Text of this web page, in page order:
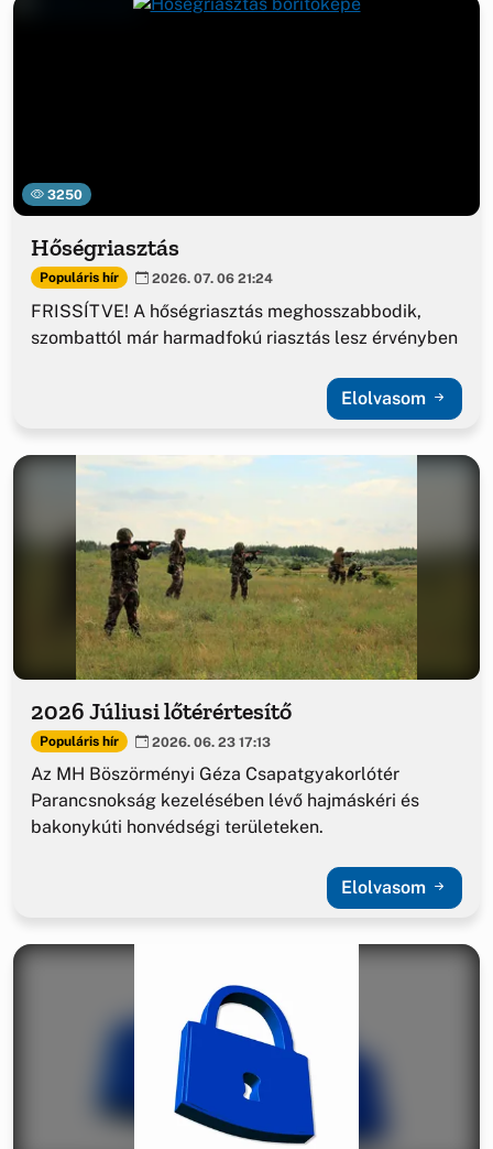
3250
Hőségriasztás
Populáris hír 2026. 07. 06 21:24
FRISSÍTVE! A hőségriasztás meghosszabbodik,
szombattól már harmadfokú riasztás lesz érvényben
Elolvasom
2026 Júliusi lőtérértesítő
Populáris hír 2026. 06. 23 17:13
Az MH Böszörményi Géza Csapatgyakorlótér
Parancsnokság kezelésében lévő hajmáskéri és
bakonykúti honvédségi területeken.
Elolvasom